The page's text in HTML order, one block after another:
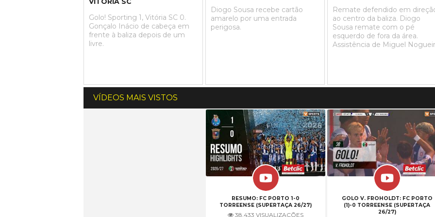
Golo! Sporting 1, Vitória SC 0.
Gonçalo Inácio de cabeça em
frente à baliza depois de um
livre.
Diogo Sousa recebe cartão
amarelo por uma entrada
perigosa.
Remate defendido em
ao centro da baliza. Diogo
Sousa remate com o pé
esquerdo de fora da área.
Assistência de Miguel
VÍDEOS MAIS VISTOS
RESUMO: FC PORTO 1-0
TORREENSE (SUPERTAÇA 26/27)
38,433 VISUALIZAÇÕES
GOLO V. FROHOLDT: FC PORTO
(1)-0 TORREENSE (SUPERTAÇA
26/27)